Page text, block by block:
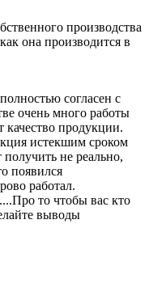
производства
она производится в
согласен с
очень много работы
качество продукции.
истекшим сроком
не реально,
появился
работал.
то чтобы вас кто
выводы